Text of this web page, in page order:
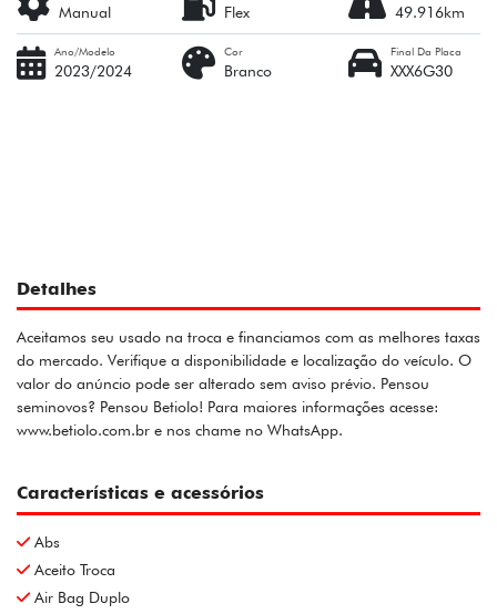
Manual Flex 49.916km
Ano/Modelo
2023/2024
Cor
Branco
Final Da Placa
XXX6G30
Detalhes
Aceitamos seu usado na troca e financiamos com as melhores taxas
do mercado. Verifique a disponibilidade e localização do veículo. O
valor do anúncio pode ser alterado sem aviso prévio. Pensou
seminovos? Pensou Betiolo! Para maiores informações acesse:
www.betiolo.com.br e nos chame no WhatsApp.
Características e acessórios
Abs
Aceito Troca
Air Bag Duplo